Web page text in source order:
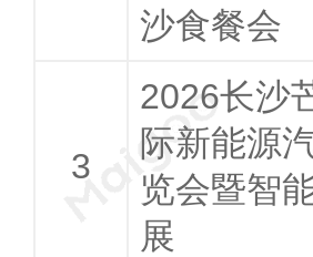
沙食餐会
2026长沙
际新能源
览会暨智
展